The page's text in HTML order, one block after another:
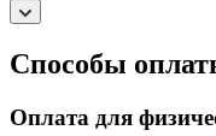
Способы
Оплата для